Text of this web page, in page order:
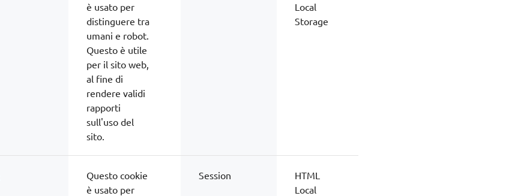
è usato per
distinguere tra
umani e robot.
Questo è utile
per il sito web,
al fine di
rendere validi
rapporti
sull'uso del
sito.
Local
Storage
Questo cookie
è usato per
Session
HTML
Local